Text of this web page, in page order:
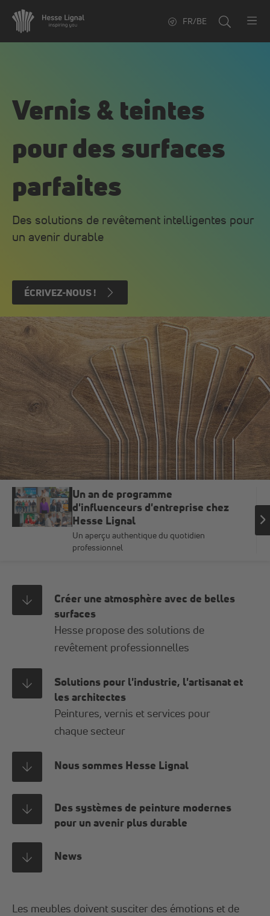
FR/BE
Vernis & teintes
pour des surfaces
parfaites
Des solutions de revêtement intelligentes pour
un avenir durable
ÉCRIVEZ-NOUS !
Un an de programme
d'influenceurs d'entreprise chez
Hesse Lignal
Un aperçu authentique du quotidien
professionnel
Créer une atmosphère avec de belles
surfaces
Hesse propose des solutions de
revêtement professionnelles
Solutions pour l'industrie, l'artisanat et
les architectes
Peintures, vernis et services pour
chaque secteur
Nous sommes Hesse Lignal
Des systèmes de peinture modernes
pour un avenir plus durable
News
Les meubles doivent susciter des émotions et de